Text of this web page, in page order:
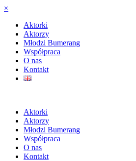
×
Aktorki
Aktorzy
Młodzi Bumerang
Współpraca
O nas
Kontakt
Aktorki
Aktorzy
Młodzi Bumerang
Współpraca
O nas
Kontakt